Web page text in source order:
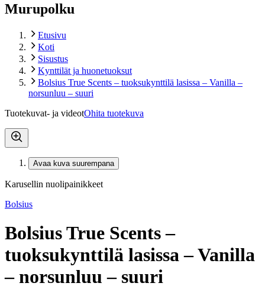
Murupolku
Etusivu
Koti
Sisustus
Kynttilät ja huonetuoksut
Bolsius True Scents – tuoksukynttilä lasissa – Vanilla –
norsunluu – suuri
Tuotekuvat- ja videotOhita tuotekuva
Avaa kuva suurempana
Karusellin nuolipainikkeet
Bolsius
Bolsius True Scents –
tuoksukynttilä lasissa – Vanilla
– norsunluu – suuri